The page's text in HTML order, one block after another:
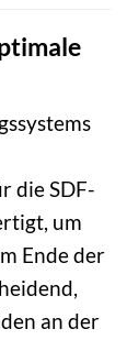
die SDF-
um
Ende der
an der